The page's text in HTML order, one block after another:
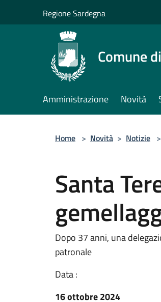
Regione Sardegna
Comune
Amministrazione Novità
Home > Novità > Notizie >
Santa
Dopo 37 anni, una
patronale
Data :
16 ottobre 2024